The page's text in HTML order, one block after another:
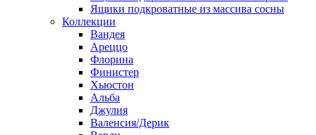
Ящики подкроватные из массива сосны
Коллекции
Вандея
Ареццо
Флорина
Финистер
Хьюстон
Альба
Джулия
Валенсия/Дерик